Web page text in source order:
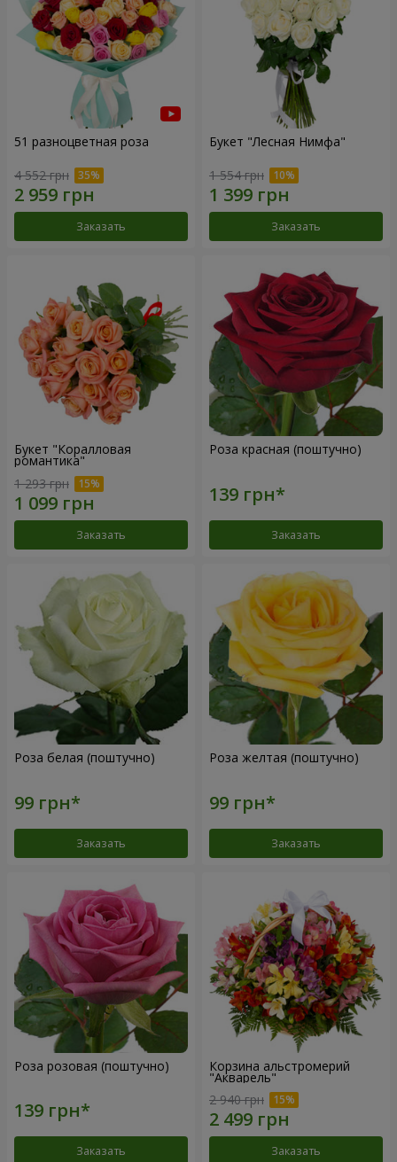
51 разноцветная роза
4 552 грн
Заказать
Букет "Лесная Нимфа"
1 554 грн
Заказать
Букет "Коралловая
романтика"
1 293 грн
Заказать
Роза красная (поштучно)
Заказать
Роза белая (поштучно)
Заказать
Роза желтая (поштучно)
Заказать
Роза розовая (поштучно)
Заказать
Корзина альстромерий
"Акварель"
2 940 грн
Заказать